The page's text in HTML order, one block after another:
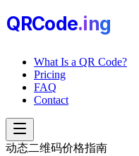
QRCode.ing
What Is a QR Code?
Pricing
FAQ
Contact
动态二维码价格指南